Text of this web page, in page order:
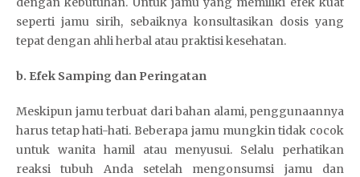
seperti jamu sirih, sebaiknya konsultasikan dosis yang
tepat dengan ahli herbal atau praktisi kesehatan.
b. Efek Samping dan Peringatan
Meskipun jamu terbuat dari bahan alami, penggunaannya
harus tetap hati-hati. Beberapa jamu mungkin tidak cocok
untuk wanita hamil atau menyusui. Selalu perhatikan
reaksi tubuh Anda setelah mengonsumsi jamu dan